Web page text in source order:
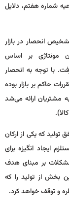
شماره هفتم، دلایل
انحصار در بازار
مونتاژی بر اساس
با توجه به انحصار
حاکم بر بازار بوده
مشتریان ارائه می‌شد
که یکی از ارکان
ایجاد انگیزه برای
بر مبنای هدف
بخش از تولید را که
و توقف خواهد کرد.